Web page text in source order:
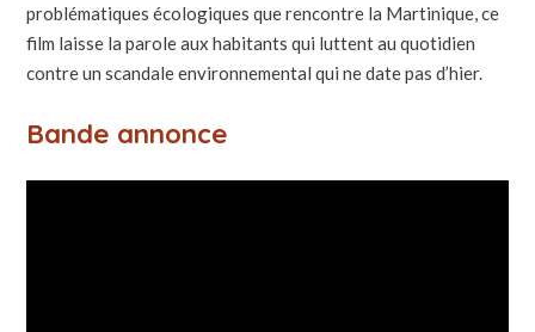
problématiques écologiques que rencontre la Martinique, ce
film laisse la parole aux habitants qui luttent au quotidien
contre un scandale environnemental qui ne date pas d’hier.
Bande annonce